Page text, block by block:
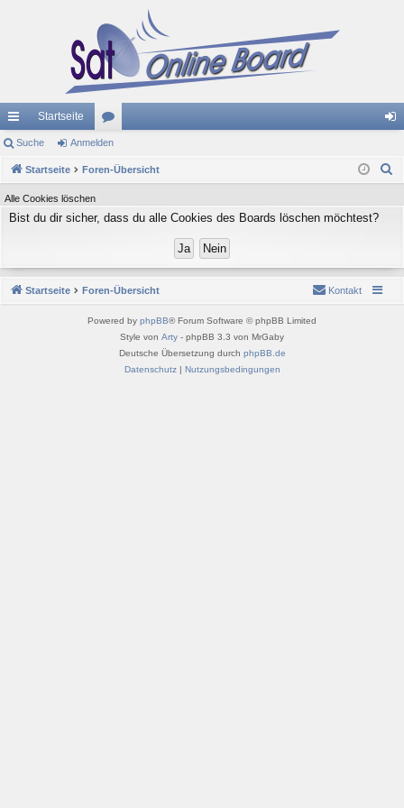
ch
ne
llz
ug
Startseite
or
en m
Suche Anmelden
Startseite Foren-Übersicht
c
Alle Cookies löschen
Bist du dir sicher, dass du alle Cookies des Boards löschen möchtest?
Startseite Foren-Übersicht Kontakt
Powered by phpBB® Forum Software © phpBB Limited
Style von Arty - phpBB 3.3 von MrGaby
Deutsche Übersetzung durch phpBB.de
Datenschutz| Nutzungsbedingungen